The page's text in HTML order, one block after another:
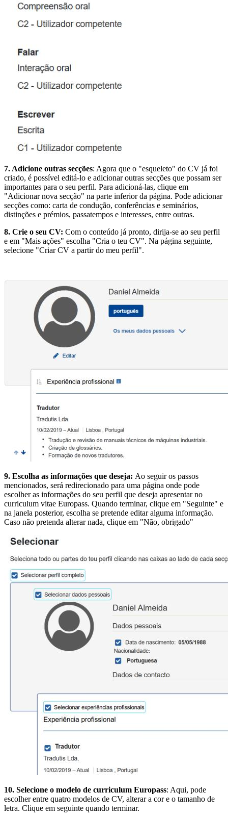
7. Adicione outras secções: Agora que o "esqueleto" do CV já foi
criado, é possível editá-lo e adicionar outras secções que possam ser
importantes para o seu perfil. Para adicioná-las, clique em
"Adicionar nova secção" na parte inferior da página. Pode adicionar
secções como: carta de condução, conferências e seminários,
distinções e prémios, passatempos e interesses, entre outras.
8. Crie o seu CV: Com o conteúdo já pronto, dirija-se ao seu perfil
e em "Mais ações" escolha "Cria o teu CV". Na página seguinte,
selecione "Criar CV a partir do meu perfil".
9. Escolha as informações que deseja: Ao seguir os passos
mencionados, será redirecionado para uma página onde pode
escolher as informações do seu perfil que deseja apresentar no
curriculum vitae Europass. Quando terminar, clique em "Seguinte" e
na janela posterior, escolha se pretende editar alguma informação.
Caso não pretenda alterar nada, clique em "Não, obrigado"
10. Selecione o modelo de curriculum Europass: Aqui, pode
escolher entre quatro modelos de CV, alterar a cor e o tamanho de
letra. Clique em seguinte quando terminar.